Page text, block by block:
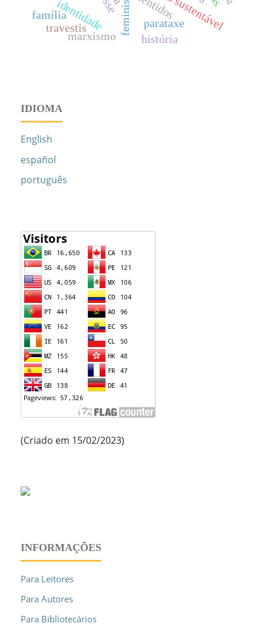
identidade
família
parataxe
marxismo história
travestis
IDIOMA
English
español
português
(Criado em 15/02/2023)
INFORMAÇÕES
Para Leitores
Para Autores
Para Bibliotecários